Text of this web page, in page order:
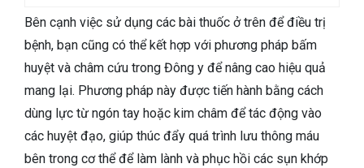
Bên cạnh việc sử dụng các bài thuốc ở trên để điều trị
bệnh, bạn cũng có thể kết hợp với phương pháp bấm
huyệt và châm cứu trong Đông y để nâng cao hiệu quả
mang lại. Phương pháp này được tiến hành bằng cách
dùng lực từ ngón tay hoặc kim châm để tác động vào
các huyệt đạo, giúp thúc đẩy quá trình lưu thông máu
bên trong cơ thể để làm lành và phục hồi các sụn khớp